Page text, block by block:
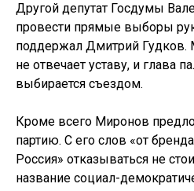
Другой депутат Госдумы
провести прямые выборы
поддержал Дмитрий Гудков.
не отвечает уставу, и глава
выбирается съездом.
Кроме всего Миронов
партию. С его слов «от
Россия» отказываться не
название социал-